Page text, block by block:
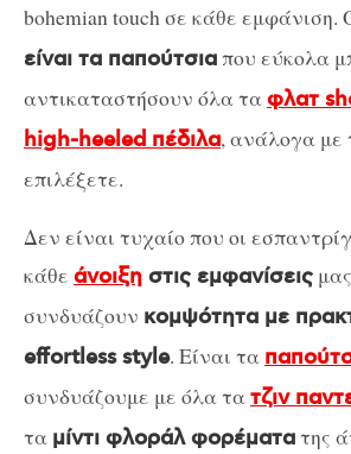
bohemian touch σε κάθε εμφάνιση.
είναι τα παπούτσιαπου εύκολα
αντικαταστήσουν όλα ταφλατ
high-heeled πέδιλα, ανάλογα με
επιλέξετε.
Δεν είναι τυχαίο που οι
κάθε άνοιξη στις εμφανίσεις
συνδυάζουν κομψότητα με
effortless style. Είναι τα
συνδυάζουμε με όλα τατζιν
τα μίντι φλοράλ φορέματατης